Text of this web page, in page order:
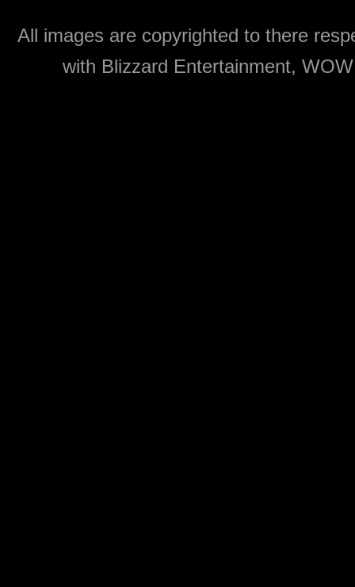
All images are copyrighted to there
with Blizzard Entertainment,